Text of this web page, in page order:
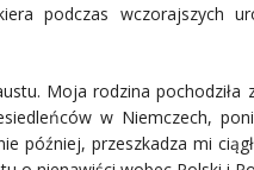
podczas wczorajszych
Moja rodzina
w Niemczech,
później, przeszkadza mi